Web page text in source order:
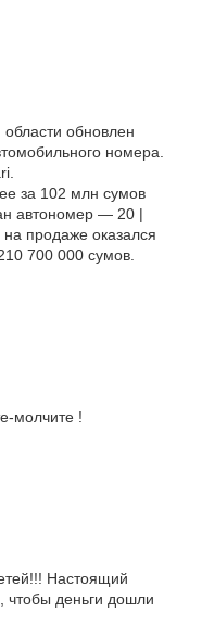
обновлен
номера.
за 102 млн сумов
автономер — 20 |
продаже оказался
700 000 сумов.
молчите !
Настоящий
деньги дошли